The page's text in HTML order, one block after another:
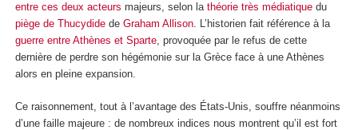
entre ces deux acteurs majeurs, selon la théorie très médiatique du
piège de Thucydide de Graham Allison. L’historien fait référence à la
guerre entre Athènes et Sparte, provoquée par le refus de cette
dernière de perdre son hégémonie sur la Grèce face à une Athènes
alors en pleine expansion.
Ce raisonnement, tout à l’avantage des États-Unis, souffre néanmoins
d’une faille majeure : de nombreux indices nous montrent qu’il est fort